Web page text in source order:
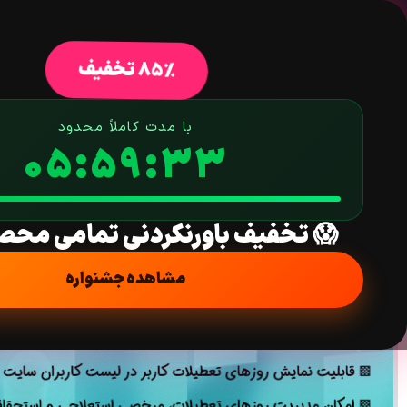
85% تخفیف
با مدت کاملاً محدود
05:59:32
😱 تخفیف باورنکردنی تمامی
مشاهده جشنواره
افزونه درخواست تعطیلات یا مرخصی گرویتی فلو | Gravity Flow – Vacation Requests
پلاگین گرویتی فلو
Vacation Requests